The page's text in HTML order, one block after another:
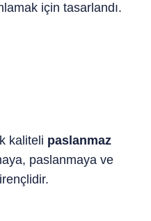
için tasarlandı.
kaliteli paslanmaz
paslanmaya ve